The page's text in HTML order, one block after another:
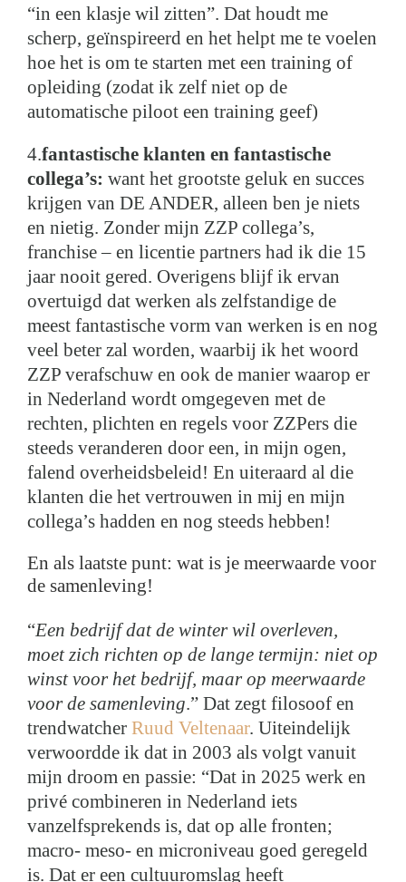
“in een klasje wil zitten”. Dat houdt me
scherp, geïnspireerd en het helpt me te voelen
hoe het is om te starten met een training of
opleiding (zodat ik zelf niet op de
automatische piloot een training geef)
4.fantastische klanten en fantastische
collega’s: want het grootste geluk en succes
krijgen van DE ANDER, alleen ben je niets
en nietig. Zonder mijn ZZP collega’s,
franchise – en licentie partners had ik die 15
jaar nooit gered. Overigens blijf ik ervan
overtuigd dat werken als zelfstandige de
meest fantastische vorm van werken is en nog
veel beter zal worden, waarbij ik het woord
ZZP verafschuw en ook de manier waarop er
in Nederland wordt omgegeven met de
rechten, plichten en regels voor ZZPers die
steeds veranderen door een, in mijn ogen,
falend overheidsbeleid! En uiteraard al die
klanten die het vertrouwen in mij en mijn
collega’s hadden en nog steeds hebben!
En als laatste punt: wat is je meerwaarde voor
de samenleving!
“Een bedrijf dat de winter wil overleven,
moet zich richten op de lange termijn: niet op
winst voor het bedrijf, maar op meerwaarde
voor de samenleving.” Dat zegt filosoof en
trendwatcher Ruud Veltenaar. Uiteindelijk
verwoordde ik dat in 2003 als volgt vanuit
mijn droom en passie: “Dat in 2025 werk en
privé combineren in Nederland iets
vanzelfsprekends is, dat op alle fronten;
macro- meso- en microniveau goed geregeld
is. Dat er een cultuuromslag heeft